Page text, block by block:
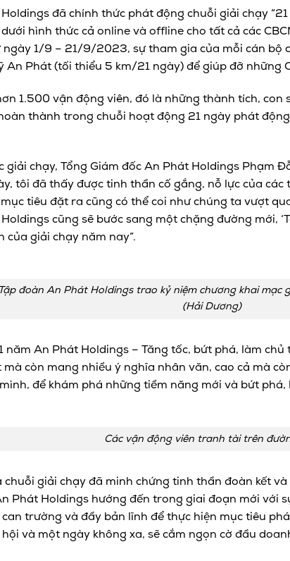
đã chính thức phát động chuỗi giải chạy
dưới hình thức cả online và offline cho tất cả các
ngày 1/9 – 21/9/2023, sự tham gia của mỗi cán bộ
Phát (tối thiểu 5 km/21 ngày) để giúp đỡ những
1.500 vận động viên, đó là những thành tích, con
thành trong chuỗi hoạt động 21 ngày phát
giải chạy, Tổng Giám đốc An Phát Holdings Phạm
tôi đã thấy được tinh thần cố gắng, nỗ lực của
tiêu đặt ra cũng có thể coi như chúng ta vượt
cũng sẽ bước sang một chặng đường mới,
của giải chạy năm nay”.
đoàn An Phát Holdings trao kỷ niệm chương khai mạc
(Hải Dương)
năm An Phát Holdings – Tăng tốc, bứt phá, làm
còn mang nhiều ý nghĩa nhân văn, cao cả mà
để khám phá những tiềm năng mới và bứt phá,
Các vận động viên tranh tài trên
chuỗi giải chạy đã minh chứng tinh thần đoàn kết
Phát Holdings hướng đến trong giai đoạn mới với
trường và đầy bản lĩnh để thực hiện mục tiêu
và một ngày không xa, sẽ cắm ngọn cờ đầu